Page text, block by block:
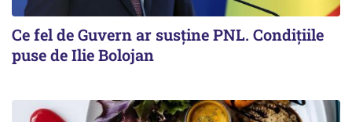
Ce fel de Guvern ar susține PNL. Condițiile
puse de Ilie Bolojan